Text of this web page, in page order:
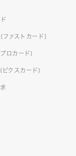
ァストカード)
ロカード)
クスカード)